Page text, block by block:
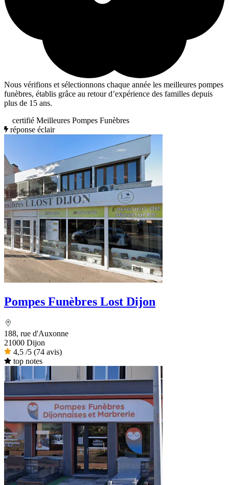
Nous vérifions et sélectionnons chaque année les meilleures pompes
funèbres, établis grâce au retour d’expérience des familles depuis
plus de 15 ans.
certifié Meilleures Pompes Funèbres
réponse éclair
Pompes Funèbres Lost Dijon
188, rue d'Auxonne
21000 Dijon
4,5 /5 (74 avis)
top notes